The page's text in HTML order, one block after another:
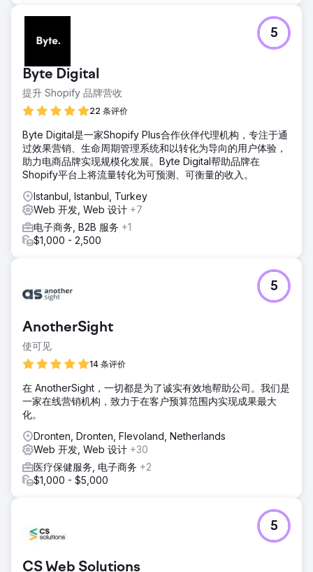
Byte Digital
提升 Shopify 品牌营收
22 条评价
5
Byte Digital是一家Shopify Plus合作伙伴代理机构，专注于通
过效果营销、生命周期管理系统和以转化为导向的用户体验，
助力电商品牌实现规模化发展。Byte Digital帮助品牌在
Shopify平台上将流量转化为可预测、可衡量的收入。
Istanbul, Istanbul, Turkey
Web 开发, Web 设计 +7
电子商务, B2B 服务 +1
$1,000 - 2,500
AnotherSight
使可见
14 条评价
5
在 AnotherSight，一切都是为了诚实有效地帮助公司。我们是
一家在线营销机构，致力于在客户预算范围内实现成果最大
化。
Dronten, Dronten, Flevoland, Netherlands
Web 开发, Web 设计 +30
医疗保健服务, 电子商务 +2
$1,000 - $5,000
CS Web Solutions
5